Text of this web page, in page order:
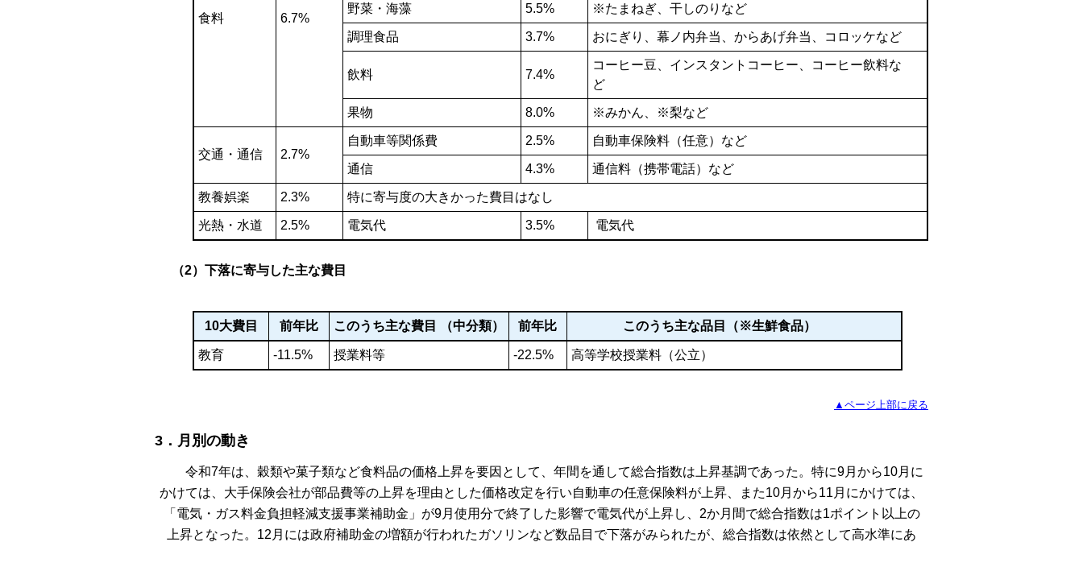
食料 6.7%
野菜・海藻 5.5% ※たまねぎ、干しのりなど
調理食品 3.7% おにぎり、幕ノ内弁当、からあげ弁当、コロッケなど
飲料 7.4%
コーヒー豆、インスタントコーヒー、コーヒー飲料な
ど
果物 8.0% ※みかん、※梨など
交通・通信 2.7%
自動車等関係費 2.5% 自動車保険料（任意）など
通信 4.3% 通信料（携帯電話）など
教養娯楽 2.3% 特に寄与度の大きかった費目はなし
光熱・水道 2.5% 電気代 3.5% 電気代
（2）下落に寄与した主な費目
10大費目 前年比 このうち主な費目 （中分類） 前年比 このうち主な品目（※生鮮食品）
教育 -11.5% 授業料等 -22.5% 高等学校授業料（公立）
▲ページ上部に戻る
3．月別の動き
令和7年は、穀類や菓子類など食料品の価格上昇を要因として、年間を通して総合指数は上昇基調であった。特に9月から10月に
かけては、大手保険会社が部品費等の上昇を理由とした価格改定を行い自動車の任意保険料が上昇、また10月から11月にかけては、
「電気・ガス料金負担軽減支援事業補助金」が9月使用分で終了した影響で電気代が上昇し、2か月間で総合指数は1ポイント以上の
上昇となった。12月には政府補助金の増額が行われたガソリンなど数品目で下落がみられたが、総合指数は依然として高水準にあ